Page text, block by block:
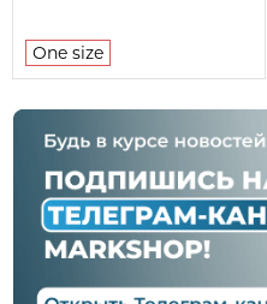
One size